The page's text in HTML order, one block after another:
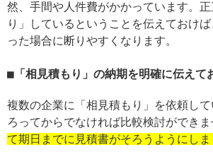
然、手間や人件費がかかっています。
り」しているということを伝えておけ
った場合に断りやすくなります。
「相見積もり」の納期を明確に伝えて
複数の企業に「相見積もり」を依頼し
ろってからでなければ比較検討ができま
て期日までに見積書がそろうようにしま